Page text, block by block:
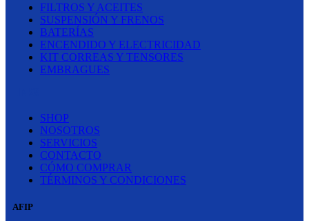
FILTROS Y ACEITES
SUSPENSIÓN Y FRENOS
BATERÍAS
ENCENDIDO Y ELECTRICIDAD
KIT CORREAS Y TENSORES
EMBRAGUES
SHOP
NOSOTROS
SERVICIOS
CONTACTO
CÓMO COMPRAR
TÉRMINOS Y CONDICIONES
AFIP